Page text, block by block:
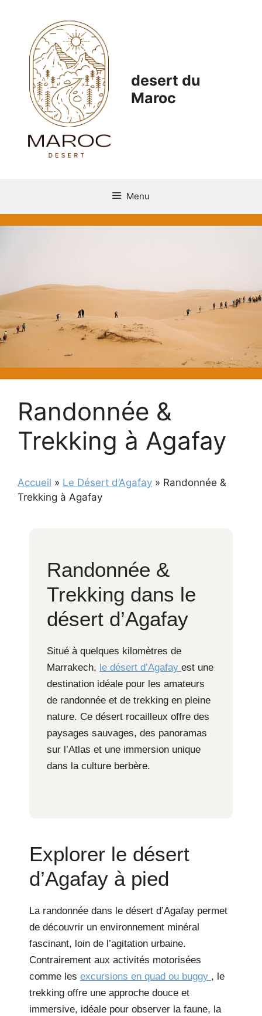
contenu
desert du
Maroc
Menu
Randonnée &
Trekking à Agafay
Accueil » Le Désert d’Agafay » Randonnée &
Trekking à Agafay
Randonnée &
Trekking dans le
désert d’Agafay
Situé à quelques kilomètres de
Marrakech, le désert d’Agafay est une
destination idéale pour les amateurs
de randonnée et de trekking en pleine
nature. Ce désert rocailleux offre des
paysages sauvages, des panoramas
sur l’Atlas et une immersion unique
dans la culture berbère.
Explorer le désert
d’Agafay à pied
La randonnée dans le désert d’Agafay permet
de découvrir un environnement minéral
fascinant, loin de l’agitation urbaine.
Contrairement aux activités motorisées
comme les excursions en quad ou buggy , le
trekking offre une approche douce et
immersive, idéale pour observer la faune, la